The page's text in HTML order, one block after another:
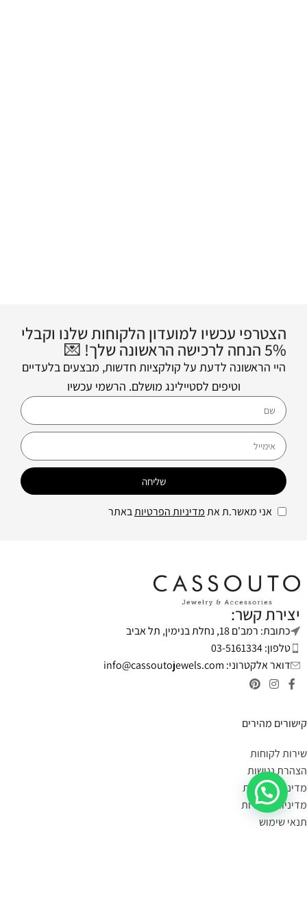
הצטרפי עכשיו למועדון הלקוחות שלנו וקבלי
5% הנחה לרכישה הראשונה שלך! 💌
היי הראשונה לדעת על קולקציות חדשות, מבצעים בלעדיים
וטיפים לסטיילינג מושלם. הרשמי עכשיו
אני מאשר.ת אתמדיניות הפרטיותבאתר
שליחה
יצירת קשר:
כתובת: רמב'ם 18, נחלת בנימין, תל אביב
טלפון: 03-5161334
דואר אלקטרוני: info@cassoutojewels.com
קישורים מהירים
שירות לקוחות
הצהרת נגישות
מדיניות פרטיות
מדיניות החזרות
תנאי שימוש